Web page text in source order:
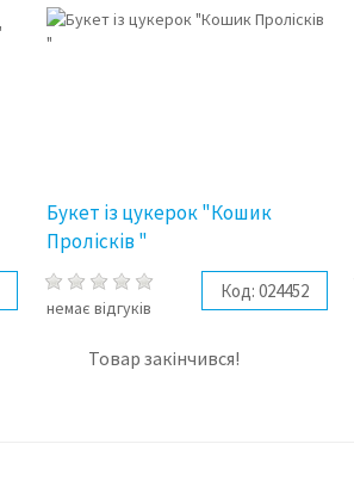
Букет із цукерок "Кошик
Пролісків "
немає відгуків
Код: 024452
Товар закінчився!